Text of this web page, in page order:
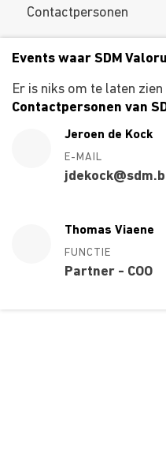
Contactpersonen
Events waar SDM
Er is niks om te laten
Contactpersonen van
Jeroen de Kock
E-MAIL
Thomas Viaene
FUNCTIE
Partner - COO